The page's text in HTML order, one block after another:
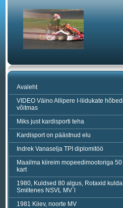
Avaleht
VIDEO Väino Allipere I-liidukate
võitmas
Miks just kardisporti teha
Kardisport on päästnud elu
Indrek Vanaselja TPI diplomitöö
Maailma kiireim mopeedimootoriga 50
kart
1980, Kuldsed 80 algus, Rotaxid
Smiltenes NSVL MV`l
1981 Kiiev, noorte MV